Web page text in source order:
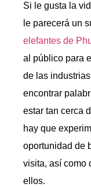
Si le gusta la
le parecerá un
elefantes de
al público para
de las
encontrar
estar tan cerca
hay que
oportunidad de
visita, así como
ellos.